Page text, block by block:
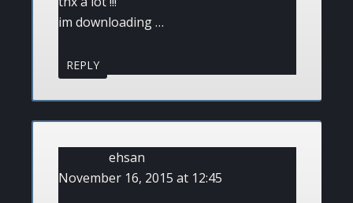
im downloading …
REPLY
ehsan
November 16, 2015 at 12:45